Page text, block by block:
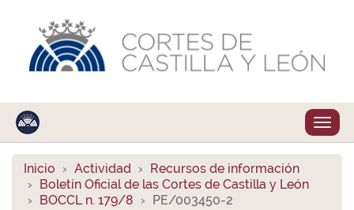
Inicio Actividad
Recursos de información
Boletín Oficial de las Cortes de Castilla y León
BOCCL n. 179/8
PE/003450-2